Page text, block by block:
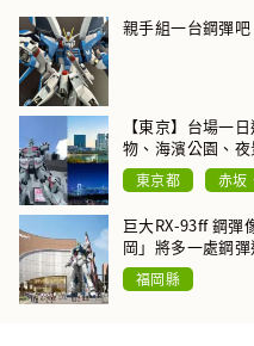
親手組一台鋼彈
【東京】台場一
物、海濱公園、夜
東京都 赤坂
巨大RX-93ff 鋼
岡」將多一處鋼
福岡縣